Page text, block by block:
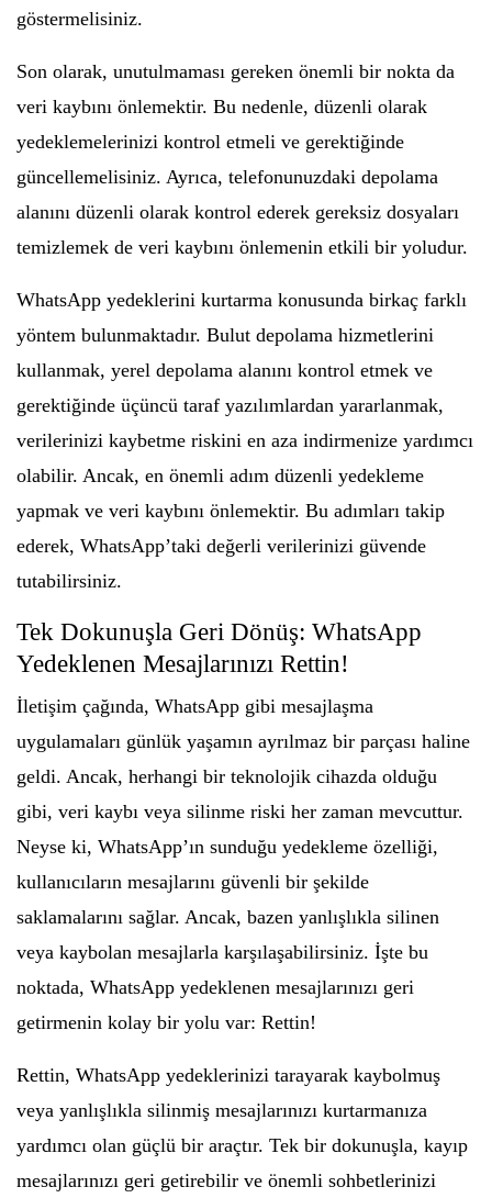
göstermelisiniz.
Son olarak, unutulmaması gereken önemli bir nokta da
veri kaybını önlemektir. Bu nedenle, düzenli olarak
yedeklemelerinizi kontrol etmeli ve gerektiğinde
güncellemelisiniz. Ayrıca, telefonunuzdaki depolama
alanını düzenli olarak kontrol ederek gereksiz dosyaları
temizlemek de veri kaybını önlemenin etkili bir yoludur.
WhatsApp yedeklerini kurtarma konusunda birkaç farklı
yöntem bulunmaktadır. Bulut depolama hizmetlerini
kullanmak, yerel depolama alanını kontrol etmek ve
gerektiğinde üçüncü taraf yazılımlardan yararlanmak,
verilerinizi kaybetme riskini en aza indirmenize yardımcı
olabilir. Ancak, en önemli adım düzenli yedekleme
yapmak ve veri kaybını önlemektir. Bu adımları takip
ederek, WhatsApp’taki değerli verilerinizi güvende
tutabilirsiniz.
Tek Dokunuşla Geri Dönüş: WhatsApp
Yedeklenen Mesajlarınızı Rettin!
İletişim çağında, WhatsApp gibi mesajlaşma
uygulamaları günlük yaşamın ayrılmaz bir parçası haline
geldi. Ancak, herhangi bir teknolojik cihazda olduğu
gibi, veri kaybı veya silinme riski her zaman mevcuttur.
Neyse ki, WhatsApp’ın sunduğu yedekleme özelliği,
kullanıcıların mesajlarını güvenli bir şekilde
saklamalarını sağlar. Ancak, bazen yanlışlıkla silinen
veya kaybolan mesajlarla karşılaşabilirsiniz. İşte bu
noktada, WhatsApp yedeklenen mesajlarınızı geri
getirmenin kolay bir yolu var: Rettin!
Rettin, WhatsApp yedeklerinizi tarayarak kaybolmuş
veya yanlışlıkla silinmiş mesajlarınızı kurtarmanıza
yardımcı olan güçlü bir araçtır. Tek bir dokunuşla, kayıp
mesajlarınızı geri getirebilir ve önemli sohbetlerinizi